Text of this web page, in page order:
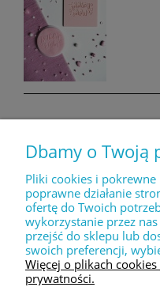
Dekoracyjny stempel
Dbamy o Twoją
Pliki cookies i
poprawne działanie
ofertę do Twoich
wykorzystanie przez
przejść do sklepu lub
swoich preferencji,
Więcej o plikach
prywatności.